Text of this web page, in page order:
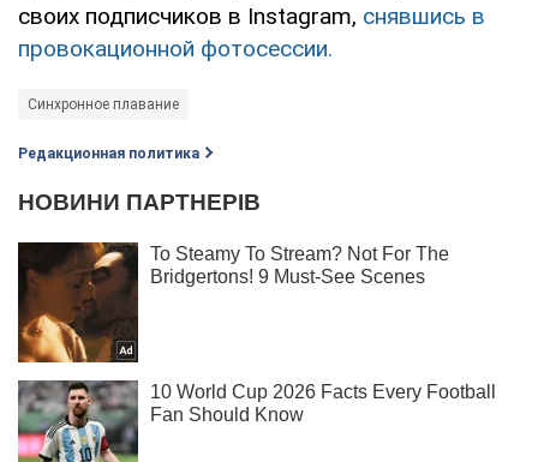
своих подписчиков в Instagram, снявшись в
провокационной фотосессии.
Синхронное плавание
Редакционная политика